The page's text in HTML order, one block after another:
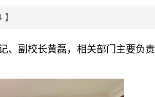
、副校长黄磊，相关部门主要负责